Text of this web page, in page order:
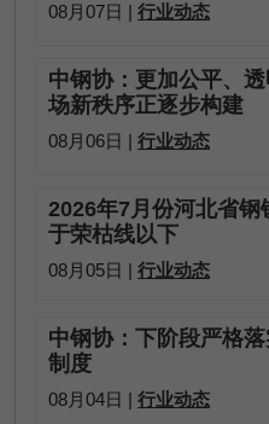
08月07日 | 行业动态
中钢协：更加公平、
场新秩序正逐步构建
08月06日 | 行业动态
2026年7月份河北省钢
于荣枯线以下
08月05日 | 行业动态
中钢协：下阶段严格
制度
08月04日 | 行业动态